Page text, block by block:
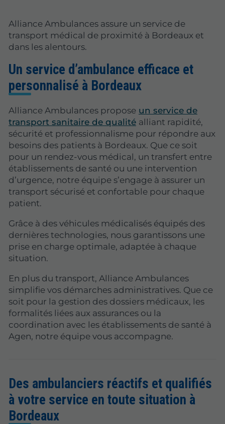
Alliance Ambulances assure un service de
transport médical de proximité à Bordeaux et
dans les alentours.
Un service d’ambulance efficace et
personnalisé à Bordeaux
Alliance Ambulances propose un service de
transport sanitaire de qualité alliant rapidité,
sécurité et professionnalisme pour répondre aux
besoins des patients à Bordeaux. Que ce soit
pour un rendez-vous médical, un transfert entre
établissements de santé ou une intervention
d’urgence, notre équipe s’engage à assurer un
transport sécurisé et confortable pour chaque
patient.
Grâce à des véhicules médicalisés équipés des
dernières technologies, nous garantissons une
prise en charge optimale, adaptée à chaque
situation.
En plus du transport, Alliance Ambulances
simplifie vos démarches administratives. Que ce
soit pour la gestion des dossiers médicaux, les
formalités liées aux assurances ou la
coordination avec les établissements de santé à
Agen, notre équipe vous accompagne.
Des ambulanciers réactifs et qualifiés
à votre service en toute situation à
Bordeaux